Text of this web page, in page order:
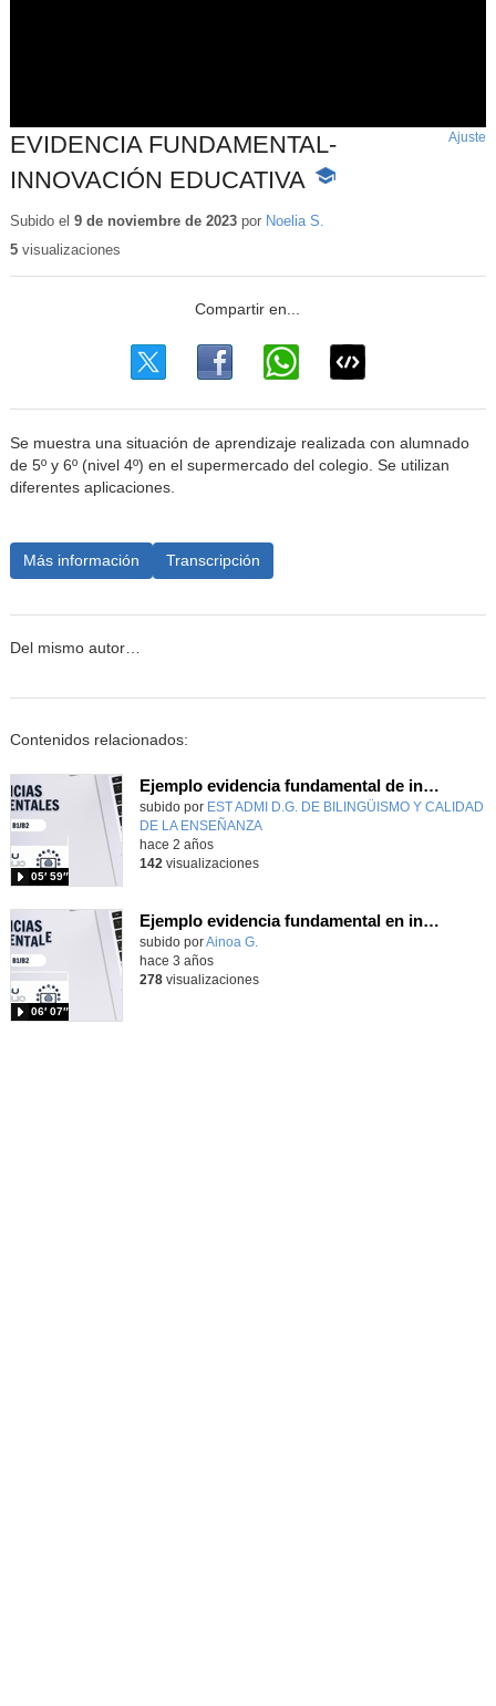
EVIDENCIA FUNDAMENTAL-
INNOVACIÓN EDUCATIVA -
educativo
Ajuste
Subido el 9 de noviembre de 2023por Noelia S.
5visualizaciones
Se muestra una situación de aprendizaje realizada con alumnado
de 5º y 6º (nivel 4º) en el supermercado del colegio. Se utilizan
diferentes aplicaciones.
Más información Transcripción
Del mismo autor…
Contenidos relacionados:
Ejemplo evidencia fundamental de innovación educativa
subido por EST ADMI D.G. DE BILINGÜISMO Y CALIDAD
DE LA ENSEÑANZA
05′ 59″
-
hace 2 años
142 visualizaciones
Ejemplo evidencia fundamental en innovación educativa
subido porAinoa G.
06′ 07″
hace 3 años
278visualizaciones